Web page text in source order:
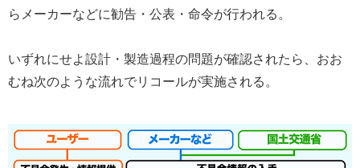
らメーカーなどに勧告・公表・命令が行われる。
いずれにせよ設計・製造過程の問題が確認されたら、おお
むね次のような流れでリコールが実施される。